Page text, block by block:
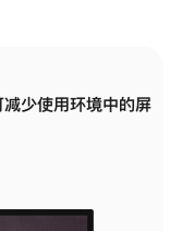
减少使用环境中的屏